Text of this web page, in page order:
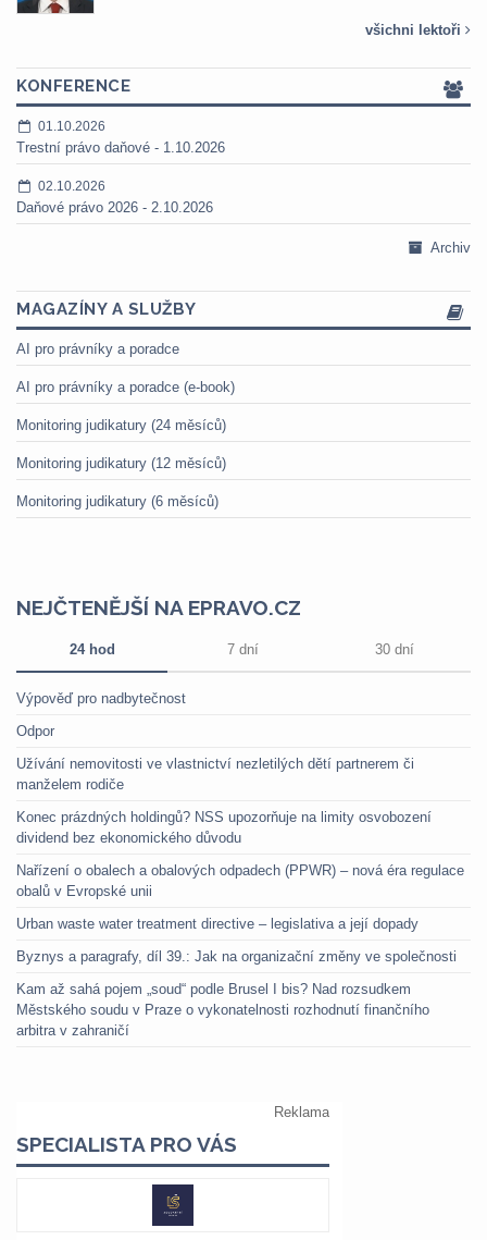
všichni lektoři
KONFERENCE
01.10.2026
Trestní právo daňové - 1.10.2026
02.10.2026
Daňové právo 2026 - 2.10.2026
Archiv
MAGAZÍNY A SLUŽBY
AI pro právníky a poradce
AI pro právníky a poradce (e-book)
Monitoring judikatury (24 měsíců)
Monitoring judikatury (12 měsíců)
Monitoring judikatury (6 měsíců)
NEJČTENĚJŠÍ NA EPRAVO.CZ
24 hod 7 dní 30 dní
Výpověď pro nadbytečnost
Odpor
Užívání nemovitosti ve vlastnictví nezletilých dětí partnerem či
manželem rodiče
Konec prázdných holdingů? NSS upozorňuje na limity osvobození
dividend bez ekonomického důvodu
Nařízení o obalech a obalových odpadech (PPWR) – nová éra regulace
obalů v Evropské unii
Urban waste water treatment directive – legislativa a její dopady
Byznys a paragrafy, díl 39.: Jak na organizační změny ve společnosti
Kam až sahá pojem „soud“ podle Brusel I bis? Nad rozsudkem
Městského soudu v Praze o vykonatelnosti rozhodnutí finančního
arbitra v zahraničí